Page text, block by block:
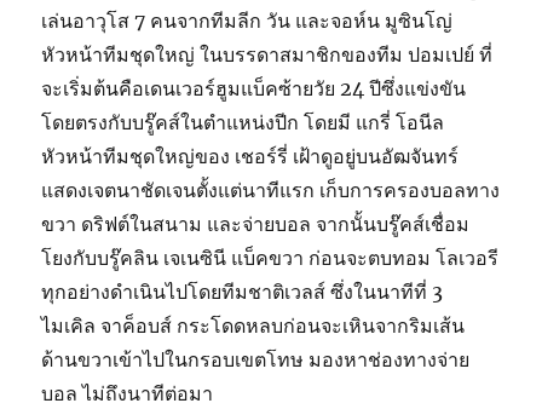
เล่นอาวุโส 7 คนจากทีมลีก วัน และจอห์น มูซินโญ่
หัวหน้าทีมชุดใหญ่ ในบรรดาสมาชิกของทีม ปอมเปย์ ที่
จะเริ่มต้นคือเดนเวอร์ฮูมแบ็คซ้ายวัย 24 ปีซึ่งแข่งขัน
โดยตรงกับบรู๊คส์ในตำแหน่งปีก โดยมี แกรี่ โอนีล
หัวหน้าทีมชุดใหญ่ของ เชอร์รี่ เฝ้าดูอยู่บนอัฒจันทร์
แสดงเจตนาชัดเจนตั้งแต่นาทีแรก เก็บการครองบอลทาง
ขวา ดริฟต์ในสนาม และจ่ายบอล จากนั้นบรู๊คส์เชื่อม
โยงกับบรู๊คลิน เจเนซินี แบ็คขวา ก่อนจะตบทอม โลเวอรี
ทุกอย่างดำเนินไปโดยทีมชาติเวลส์ ซึ่งในนาทีที่ 3
ไมเคิล จาค็อบส์ กระโดดหลบก่อนจะเหินจากริมเส้น
ด้านขวาเข้าไปในกรอบเขตโทษ มองหาช่องทางจ่าย
บอล ไม่ถึงนาทีต่อมา